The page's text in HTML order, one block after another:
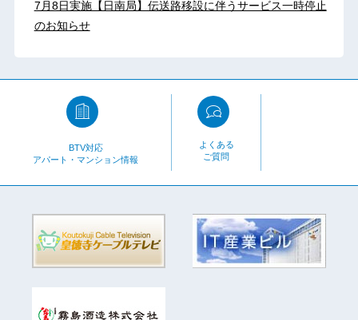
7月8日実施【日南局】伝送路移設に伴うサービス一時停止
のお知らせ
BTV対応
アパート・マンション情報
よくある
ご質問